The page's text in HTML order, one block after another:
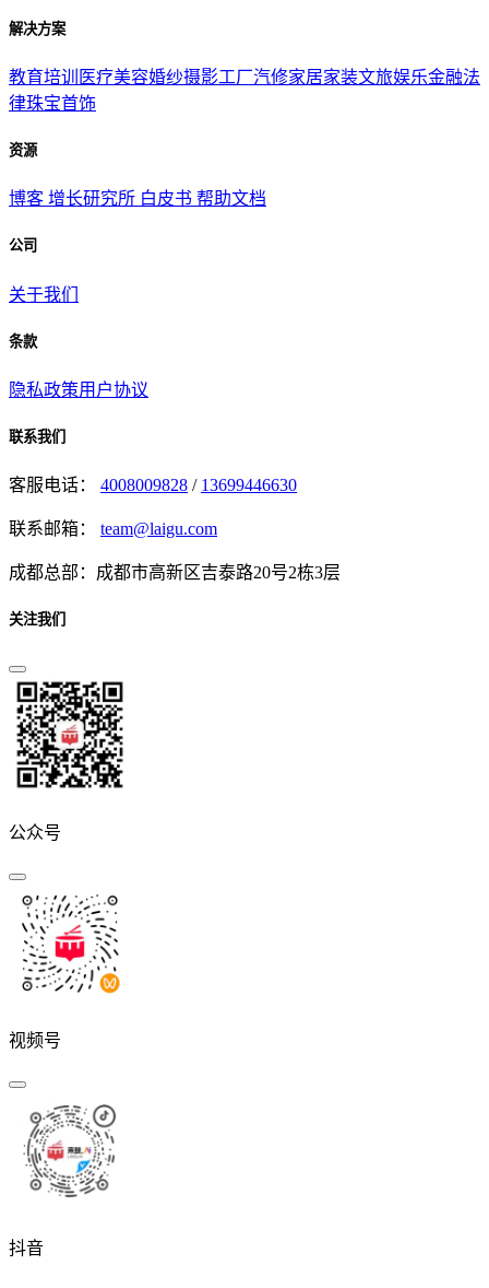
解决方案
教育培训 医疗美容婚纱摄影工厂汽修家居家装文旅娱乐金融法
律珠宝首饰
资源
博客 增长研究所 白皮书 帮助文档
公司
关于我们
条款
隐私政策用户协议
联系我们
客服电话： 4008009828 / 13699446630
联系邮箱： team@laigu.com
成都总部：成都市高新区吉泰路20号2栋3层
关注我们
公众号
视频号
抖音